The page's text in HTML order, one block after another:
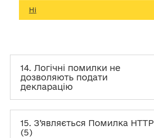
Ні
14. Логічні помилки не
дозволяють подати
декларацію
15. З’являється Помилка HTTP
(5)